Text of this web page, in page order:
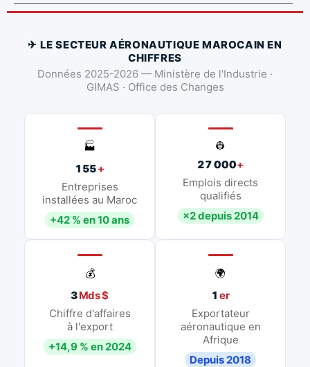
✈ LE SECTEUR AÉRONAUTIQUE MAROCAIN EN
CHIFFRES
Données 2025-2026 — Ministère de l'Industrie ·
GIMAS · Office des Changes
🏭
155+
Entreprises
installées au Maroc
+42 % en 10 ans
👷
27 000+
Emplois directs
qualifiés
×2 depuis 2014
💰
3Mds $
Chiffre d'affaires
à l'export
+14,9 % en 2024
🌍
1 er
Exportateur
aéronautique en
Afrique
Depuis 2018